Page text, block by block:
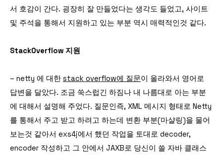
서 호감이 간다. 굉장히 잘 만들었다는 생각도 들었고, 사이트
및 주석을 통해서 지원하고 있는 부분 역시 매력적인것 같다.
StackOverflow 지원
– netty 에 대한 stack overflow에 질문이 올라와서 영어로
답변을 달았다. 조금 쑥스럽긴 하짐나 내 나름대로 아는 부분
에 대해서 설명해 주었다. 질문인즉, XML 메시지 형태로 Netty
를 통해서 주고 받고 하려고 하는데 변환 부분(마샬링)을 물어
보는것 같아서 exs4j에서 했던 작업을 토대로 decoder,
encoder 작성하고 그 안에서 JAXB로 당신이 쓸 자바 클래스